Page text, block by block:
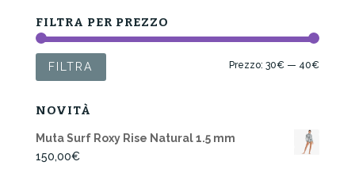
FILTRA PER PREZZO
FILTRA Prezzo:30€ — 40€
NOVITÀ
Muta Surf Roxy Rise Natural 1.5 mm
150,00€